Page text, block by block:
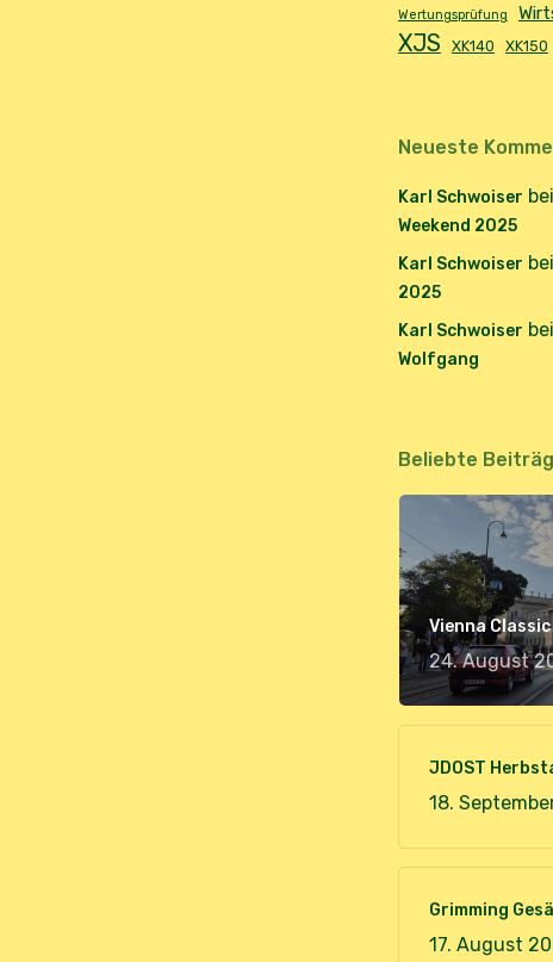
Wertungsprüfung
XJS XK140 XK150
Neueste
Karl Schwoiser bei
Weekend 2025
Karl Schwoiser bei
2025
Karl Schwoiser bei
Wolfgang
Beliebte
Vienna
24. August
JDOST
18.
Grimming
17. August